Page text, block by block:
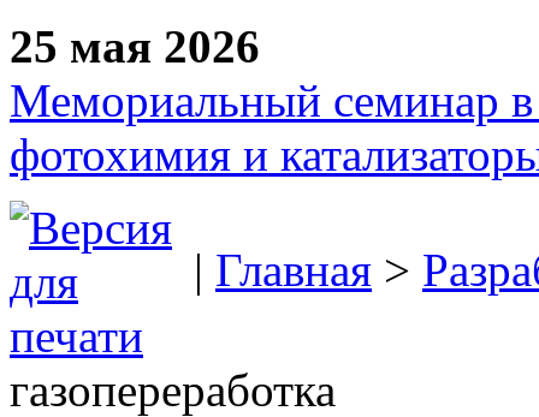
25 мая 2026
Мемориальный семинар в
фотохимия и
| Главная >
газопереработка